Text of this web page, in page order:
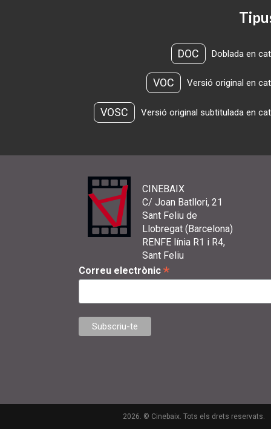
DOC Doblada en
VOC Versió original en
VOSC Versió original subtitulada en
CINEBAIX
C/ Joan Batllori, 21
Sant Feliu de
Llobregat (Barcelona)
RENFE línia R1 i R4,
Sant Feliu
Correu electrònic *
2026. © Cinebaix. Tots els drets reservats.